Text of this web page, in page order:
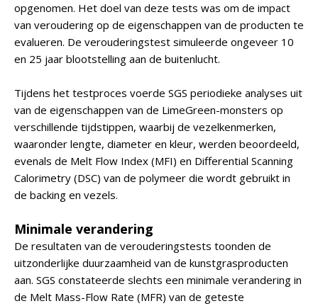
opgenomen. Het doel van deze tests was om de impact
van veroudering op de eigenschappen van de producten te
evalueren. De verouderingstest simuleerde ongeveer 10
en 25 jaar blootstelling aan de buitenlucht.
Tijdens het testproces voerde SGS periodieke analyses uit
van de eigenschappen van de LimeGreen-monsters op
verschillende tijdstippen, waarbij de vezelkenmerken,
waaronder lengte, diameter en kleur, werden beoordeeld,
evenals de Melt Flow Index (MFI) en Differential Scanning
Calorimetry (DSC) van de polymeer die wordt gebruikt in
de backing en vezels.
Minimale verandering
De resultaten van de verouderingstests toonden de
uitzonderlijke duurzaamheid van de kunstgrasproducten
aan. SGS constateerde slechts een minimale verandering in
de Melt Mass-Flow Rate (MFR) van de geteste